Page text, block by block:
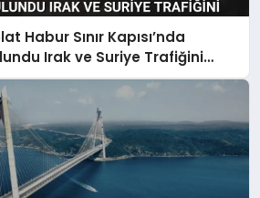
Habur Sınır Kapısı’nda
Irak ve Suriye Trafiğini